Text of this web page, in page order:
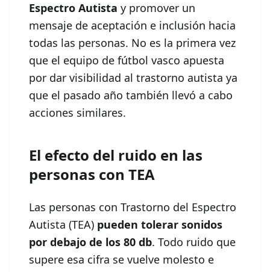
Espectro Autista y promover un
mensaje de aceptación e inclusión hacia
todas las personas. No es la primera vez
que el equipo de fútbol vasco apuesta
por dar visibilidad al trastorno autista ya
que el pasado año también llevó a cabo
acciones similares.
El efecto del ruido en las
personas con TEA
Las personas con Trastorno del Espectro
Autista (TEA) pueden tolerar sonidos
por debajo de los 80 db. Todo ruido que
supere esa cifra se vuelve molesto e